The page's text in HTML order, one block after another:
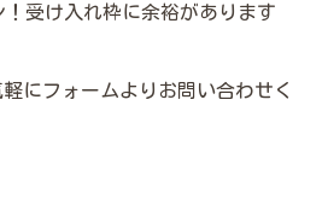
受け入れ枠に余裕があります
にフォームよりお問い合わせく